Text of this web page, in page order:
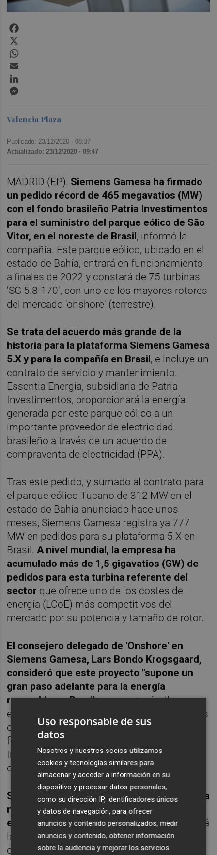
Valencia Plaza
Publicado: 23/12/2020 ·08:37
Actualizado: 23/12/2020 · 09:47
MADRID (EP). Siemens Gamesa ha firmado
un pedido récord de 465 megavatios (MW)
con el fondo brasileño Patria Investimentos
para el suministro del parque eólico de São
Vitor, en el noreste de Brasil, informó la
compañía. Este parque eólico, ubicado en el
estado de Bahía, entrará en funcionamiento
a finales de 2022 y constará de 75 turbinas
'SG 5.8-170', con uno de los mayores rotores
del mercado 'onshore' (terrestre).
Se trata del acuerdo más grande de la
historia para la plataforma Siemens Gamesa
5.X y para la compañía en Brasil, e incluye un
contrato de servicio y mantenimiento.
Essentia Energia, subsidiaria de Patria
Investimentos, proporcionará la energía
generada por este parque eólico a un
importante proveedor de electricidad
brasileño a través de un acuerdo de
compraventa de electricidad (PPA).
Tras este pedido, y sumado al contrato para
el parque eólico Tucano de 312 MW en el
estado de Bahía anunciado hace unos
meses, Siemens Gamesa registra ya 777
MW en pedidos para su plataforma 5.X en
Brasil.A nivel mundial, la empresa ha
acumulado más de 1,5 gigavatios (GW) de
pedidos para esta turbina referente del
sector que ofrece uno de los costes de
energía (LCoE) más competitivos del
mercado por su potencia y tamaño de rotor.
El consejero delegado de 'Onshore' en
Siemens Gamesa, Lars Bondo Krogsgaard,
consideró que este proyecto "supone un
gran paso adelante para la energía
renovable en Brasil, que ayudará a llevar
energía limpia a miles de personas. Estamos
encantados de colaborar con un socio
financiero tan fuerte como Patria
Investimentos, una alianza que esperamos
construir en los próximos años", añadió.
Siemens Gamesa producirá localmente esta
nueva turbina en su planta de Camaçari, en
el estado de Bahía, lo que a su vez impulsará
la economía local y aumentará la
competitividad de la plataforma Siemens
Uso responsable de sus
datos
Nosotros y nuestros socios utilizamos
cookies y tecnologías similares para
almacenar y acceder a información en su
dispositivo y procesar datos personales,
como su dirección IP, identificadores únicos
y datos de navegación, para ofrecer
anuncios y contenido personalizados, medir
anuncios y contenido, obtener información
sobre la audiencia y mejorar los servicios.